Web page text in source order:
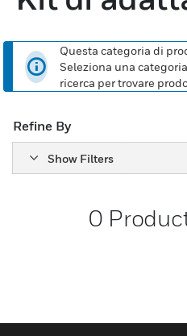
Questa categoria di
Seleziona una
ricerca per trovare
Refine By
Show Filters
0